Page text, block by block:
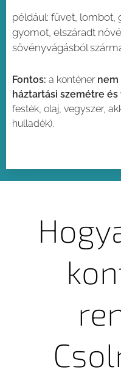
például: füvet, lombot,
gyomot, elszáradt
sövényvágásból
Fontos: a konténer nem
háztartási szemétre
festék, olaj, vegyszer,
hulladék).